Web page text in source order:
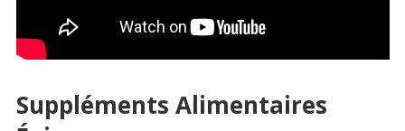
Suppléments Alimentaires